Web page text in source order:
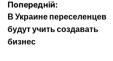
Навігація
записів
Попередній:
В Украине переселенцев
будут учить создавать
бизнес